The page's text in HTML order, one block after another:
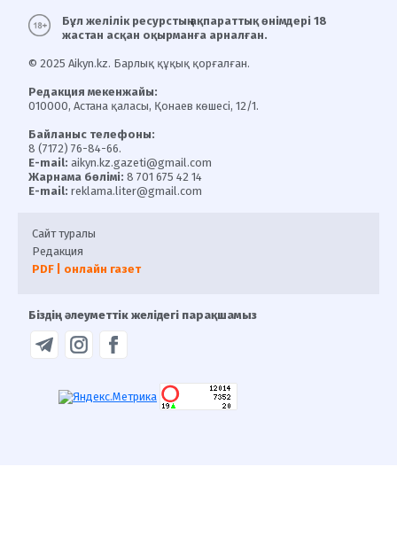
Бұл желілік ресурстың ақпараттық өнімдері 18
жастан асқан оқырманға арналған.
© 2025 Aikyn.kz. Барлық құқық қорғалған.
Редакция мекенжайы:
010000, Астана қаласы, Қонаев көшесі, 12/1.
Байланыс телефоны:
8 (7172) 76-84-66.
E-mail: aikyn.kz.gazeti@gmail.com
Жарнама бөлімі: 8 701 675 42 14
E-mail: reklama.liter@gmail.com
Сайт туралы
Редакция
PDF | онлайн газет
Біздің әлеуметтік желідегі парақшамыз